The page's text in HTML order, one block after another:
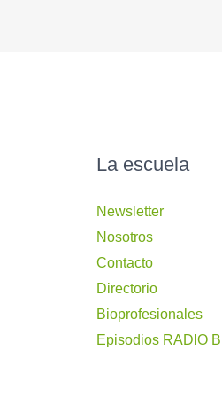
La escuela
Newsletter
Nosotros
Contacto
Directorio
Bioprofesionales
Episodios RADIO